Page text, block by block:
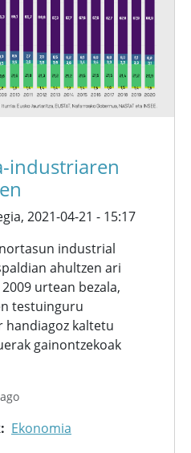
industriaren
2021-04-21 - 15:17
industrial
ahultzen ari
urtean bezala,
testuinguru
handiagoz kaltetu
gainontzekoak
Ekonomia